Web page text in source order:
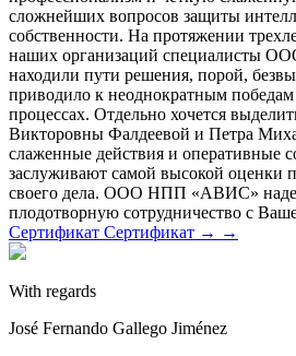
сложнейших вопросов защиты
собственности. На протяжении
наших организаций специалисты
находили пути решения, порой,
приводило к неоднократным
процессах. Отдельно хочется
Викторовны Фалдеевой и Петра
слаженные действия и оперативные
заслуживают самой высокой оценки
своего дела. ООО НПП «АВИС»
плодотворную сотрудничество с
Сертификат Сертификат → →
With regards
José Fernando Gallego Jiménez